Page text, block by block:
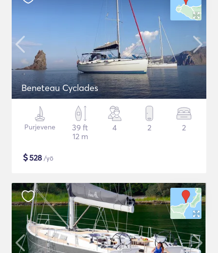
Beneteau Cyclades
Purjevene
39 ft
12 m
4 2 2
$528 /yö